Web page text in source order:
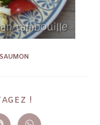
SAUMON
!